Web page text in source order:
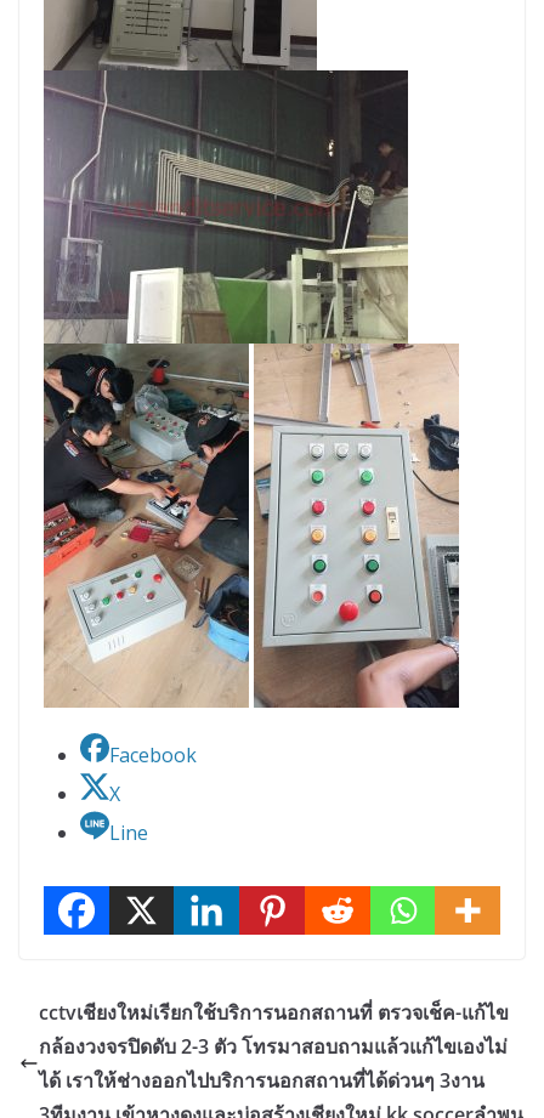
Facebook
X
Line
cctvเชียงใหม่เรียกใช้บริการนอกสถานที่ ตรวจเช็ค-แก้ไข
กล้องวงจรปิดดับ 2-3 ตัว โทรมาสอบถามแล้วแก้ไขเองไม่
ได้ เราให้ช่างออกไปบริการนอกสถานที่ได้ด่วนๆ 3งาน